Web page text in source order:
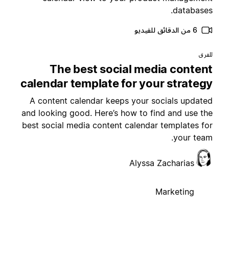
6 من الدقائق للفيديو
The best social media
calendar template for your
A content calendar keeps your socials
and looking good. Here’s how to find and use
best social media content calendar templates
your
Alyssa Zacharias
Marketing